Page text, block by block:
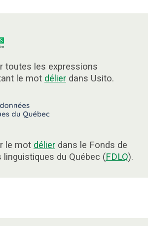
toutes les expressions
le mot délier dans Usito.
le mot délier dans le Fonds de
linguistiques du Québec (FDLQ).